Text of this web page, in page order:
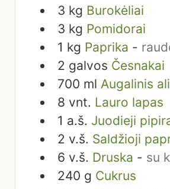
3 kg Burokėliai
3 kg Pomidorai
1 kg Paprika -
2 galvos Česnakai
700 ml Augalinis
8 vnt. Lauro lapas
1 a.š. Juodieji
2 v.š. Saldžioji
6 v.š. Druska - su
240 g Cukrus